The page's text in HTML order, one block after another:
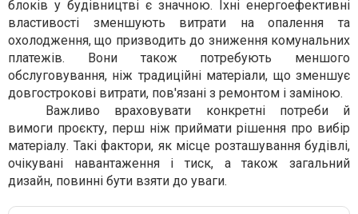
блоків у будівництві є значною. Їхні енергоефективні
властивості зменшують витрати на опалення та
охолодження, що призводить до зниження комунальних
платежів. Вони також потребують меншого
обслуговування, ніж традиційні матеріали, що зменшує
довгострокові витрати, пов'язані з ремонтом і заміною.
Важливо враховувати конкретні потреби й
вимоги проєкту, перш ніж приймати рішення про вибір
матеріалу. Такі фактори, як місце розташування будівлі,
очікувані навантаження і тиск, а також загальний
дизайн, повинні бути взяти до уваги.